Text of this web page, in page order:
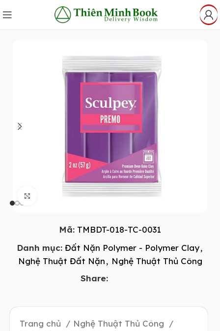
Click to enlarge
Mã: TMBDT-018-TC-0031
Danh mục: Đất Nặn Polymer - Polymer Clay,
Nghệ Thuật Đất Nặn, Nghệ Thuật Thủ Công
Share:
Trang chủ
Nghệ Thuật Thủ Công